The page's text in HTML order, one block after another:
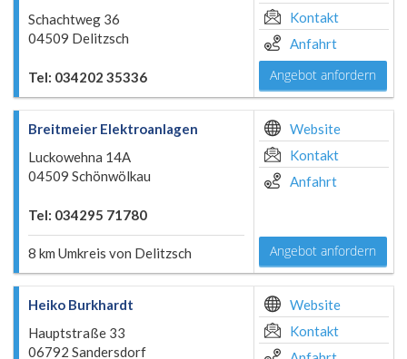
Schachtweg 36
04509 Delitzsch
Tel: 034202 35336
Kontakt
Anfahrt
Angebot anfordern
Breitmeier Elektroanlagen
Luckowehna 14A
04509 Schönwölkau
Tel: 034295 71780
8 km Umkreis von Delitzsch
Website
Kontakt
Anfahrt
Angebot anfordern
Heiko Burkhardt
Hauptstraße 33
06792 Sandersdorf
Website
Kontakt